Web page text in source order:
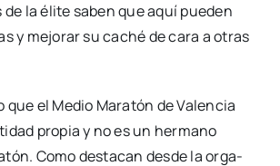
de la éli­te saben que aquí pue­den
y mejo­rar su caché de cara a otras
que el Medio Mara­tón de Valen­cia
pro­pia y no es un her­mano
Como des­ta­can des­de la orga­